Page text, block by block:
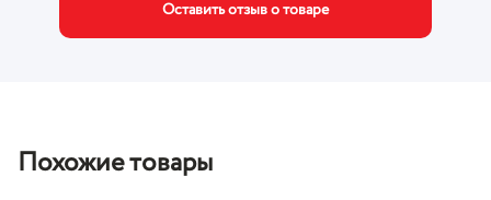
Оставить отзыв о товаре
Похожие товары